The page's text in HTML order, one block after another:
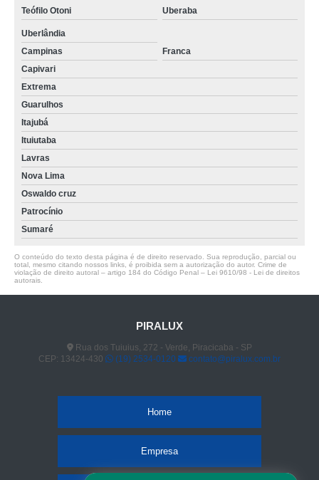
Teófilo Otoni Uberaba
Uberlândia
Campinas
Franca
Capivari
Extrema
Guarulhos
Itajubá
Ituiutaba
Lavras
Nova Lima
Oswaldo cruz
Patrocínio
Sumaré
O conteúdo do texto desta página é de direito reservado. Sua reprodução, parcial ou
total, mesmo citando nossos links, é proibida sem a autorização do autor. Crime de
violação de direito autoral – artigo 184 do Código Penal – Lei 9610/98 - Lei de direitos
autorais
PIRALUX
Rua dos Tuiuius, 272 - Verde, Piracicaba - SP
CEP: 13424-430
(19) 2534-0120 contato@piralux.com.br
Home
Empresa